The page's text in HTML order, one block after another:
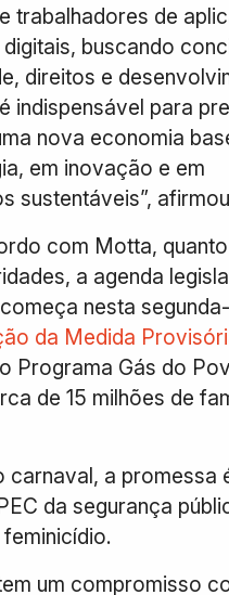
trabalhadores de
buscando
direitos e
indispensável para
nova economia
em inovação e em
sustentáveis”,
com Motta,
a agenda
nesta
da Medida
Programa Gás do
de 15 milhões de
carnaval, a promessa
da segurança
um compromisso